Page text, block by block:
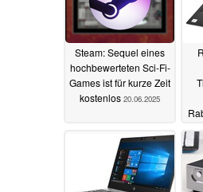
Steam: Sequel eines
hochbewerteten Sci-Fi-
Games ist für kurze Zeit
kostenlos 20.06.2025